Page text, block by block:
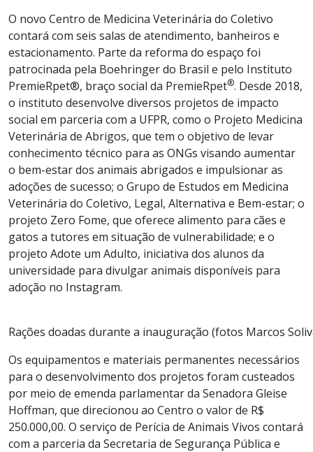
O novo Centro de Medicina Veterinária do Coletivo
contará com seis salas de atendimento, banheiros e
estacionamento. Parte da reforma do espaço foi
patrocinada pela Boehringer do Brasil e pelo Instituto
PremieRpet®, braço social da PremieRpet®. Desde 2018,
o instituto desenvolve diversos projetos de impacto
social em parceria com a UFPR, como o Projeto Medicina
Veterinária de Abrigos, que tem o objetivo de levar
conhecimento técnico para as ONGs visando aumentar
o bem-estar dos animais abrigados e impulsionar as
adoções de sucesso; o Grupo de Estudos em Medicina
Veterinária do Coletivo, Legal, Alternativa e Bem-estar; o
projeto Zero Fome, que oferece alimento para cães e
gatos a tutores em situação de vulnerabilidade; e o
projeto Adote um Adulto, iniciativa dos alunos da
universidade para divulgar animais disponíveis para
adoção no Instagram.
Rações doadas durante a inauguração (fotos Marcos
Os equipamentos e materiais permanentes necessários
para o desenvolvimento dos projetos foram custeados
por meio de emenda parlamentar da Senadora Gleise
Hoffman, que direcionou ao Centro o valor de R$
250.000,00. O serviço de Perícia de Animais Vivos contará
com a parceria da Secretaria de Segurança Pública e